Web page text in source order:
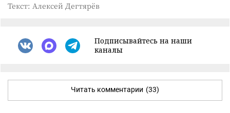
Текст: Алексей Дегтярёв
Подписывайтесь на наши
каналы
Читать комментарии (33)